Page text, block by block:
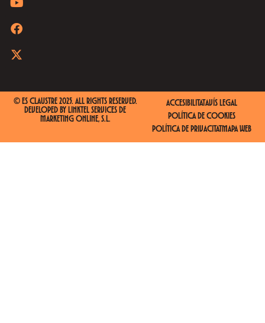
© ES CLAUSTRE 2025. ALL RIGHTS RESERVED.
DEVELOPED BY LINKTEL SERVICES DE
MARKETING ONLINE, S.L.
ACCESIBILITATAVÍS LEGAL
POLÍTICA DE COOKIES
POLÍTICA DE PRIVACITATMAPA WEB